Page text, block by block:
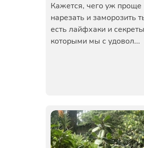
Кажется, чего уж проще
нарезать и заморозить
есть лайфхаки и
которыми мы с удовол...